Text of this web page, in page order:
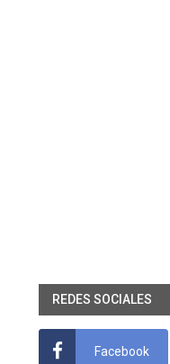
REDES SOCIALES
Facebook